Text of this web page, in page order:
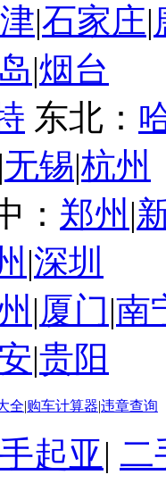
|石家庄|
|烟台
东北：
|无锡|杭州
： 郑州 |
|深圳
|厦门|南
|贵阳
全|购车计算器|违章查询
起亚| 二